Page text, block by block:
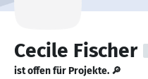
Cecile Fischer
ist offen für Projekte. 🔎